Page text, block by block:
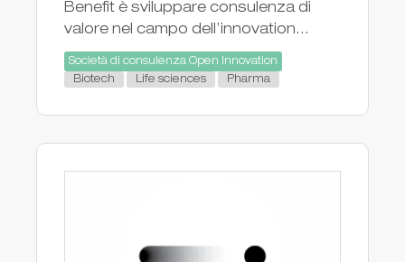
Benefit è sviluppare consulenza di
valore nel campo dell’innovation...
Società di consulenza Open Innovation
Biotech
Life sciences Pharma